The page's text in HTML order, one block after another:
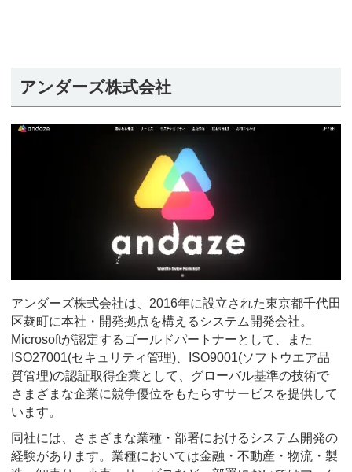
アンダーズ株式会社
アンダーズ株式会社は、2016年に設立された東京都千代田
区麹町に本社・開発拠点を構えるシステム開発会社。
Microsoftが認定するゴールドパートナーとして、また
ISO27001(セキュリティ管理)、ISO9001(ソフトウエア品
質管理)の認証取得企業として、グローバル基準の技術で
さまざまな企業に競争優位をもたらすサービスを提供して
います。
同社には、さまざまな業種・部署におけるシステム開発の
経験があります。業種においては金融・不動産・物流・製